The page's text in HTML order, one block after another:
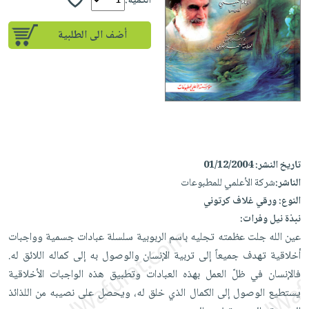
إختياراتنا
كتب
أكاديمية
صندوق
القراءة
iKitab
بلا
حدود
أسئلة
يتكرر
iKitab
على
Android
تحميل
iKitab
على
Apple
أسئلة
يتكرر
طرحها
تحميل
masmu3
على
masmu3
على
Apple
المواضيع
الأكثر
مبيعاً
إختياراتنا
وسائل
القراءة
جوائز
تعليمية
الصحة
والعناية
الشخصية
جديد
أجهزة
العناية
الشخصية
العناية
وتصفيف
الشعر
العناية
بالجسم
المطبخ
والسفرة
الكل
أواني
الطهي
أدوات
متجر
الهدايا
أقسام
أضف الى الطلبية
تاريخ النشر:01/12/2004
الناشر:شركة الأعلمي للمطبوعات
النوع:ورقي غلاف كرتوني
نبذة نيل وفرات:
عين الله جلت عظمته تجليه باسم الربوبية سلسلة عبادات جسمية وواجبات
أخلاقية تهدف جميعاً إلى تربية الإنسان والوصول به إلى كماله اللائق له.
فالإنسان في ظلّ العمل بهذه العبادات وتطبيق هذه الواجبات الأخلاقية
يستطيع الوصول إلى الكمال الذي خلق له، ويحصل على نصيبه من اللذائذ